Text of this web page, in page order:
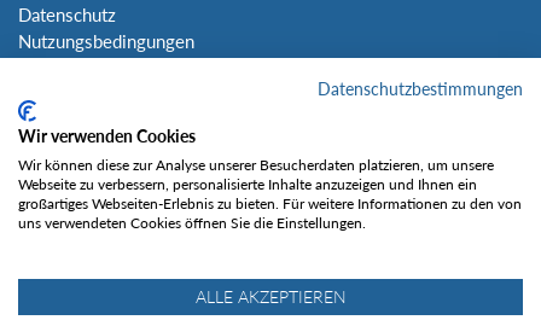
Datenschutz
Nutzungsbedingungen
Social Media
Gefällt mir
Datenschutzbestimmungen
Wir verwenden Cookies
Wir können diese zur Analyse unserer Besucherdaten platzieren, um unsere
Webseite zu verbessern, personalisierte Inhalte anzuzeigen und Ihnen ein
großartiges Webseiten-Erlebnis zu bieten. Für weitere Informationen zu den von
uns verwendeten Cookies öffnen Sie die Einstellungen.
ALLE AKZEPTIEREN